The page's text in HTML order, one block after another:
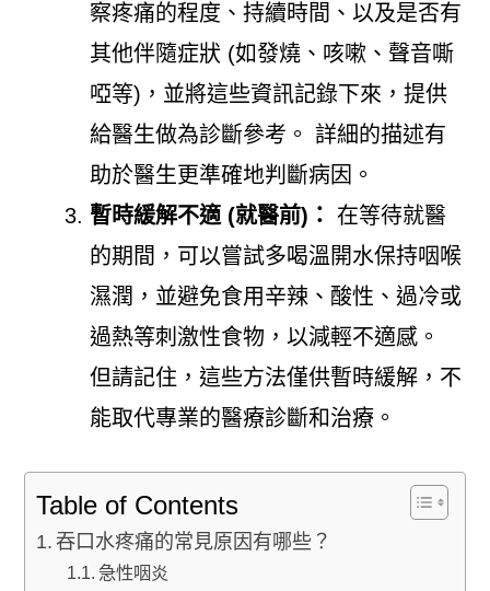
察疼痛的程度、持續時間、以及是否有
其他伴隨症狀 (如發燒、咳嗽、聲音嘶
啞等)，並將這些資訊記錄下來，提供
給醫生做為診斷參考。 詳細的描述有
助於醫生更準確地判斷病因。
暫時緩解不適 (就醫前)：
在等待就醫
的期間，可以嘗試多喝溫開水保持咽喉
濕潤，並避免食用辛辣、酸性、過冷或
過熱等刺激性食物，以減輕不適感。
但請記住，這些方法僅供暫時緩解，不
能取代專業的醫療診斷和治療。
Table of Contents
吞口水疼痛的常見原因有哪些？
急性咽炎